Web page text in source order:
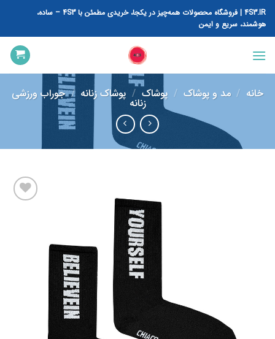
پرش
محتوا
4S3.IR | فروشگاه محصولات همه‌چیز در یکجا، خریدی مطمئن با 4S3 – ساده،
هوشمند، سریع و ایمن
خانه / مد و پوشاک / پوشاک / پوشاک زنانه / جوراب ورزشی
زنانه